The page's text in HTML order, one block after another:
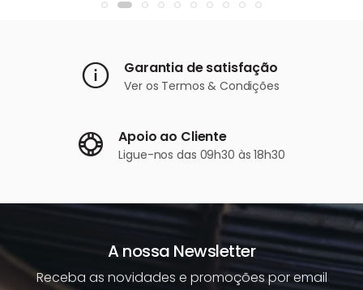
Garantia de satisfação
Ver os Termos & Condições
Apoio ao Cliente
Ligue-nos das 09h30 às 18h30
A nossa Newsletter
Receba as novidades e promoções por email